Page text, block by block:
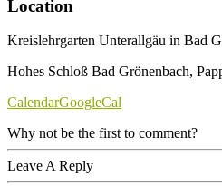
Location
Kreislehrgarten Unterallgäu in Bad
Hohes Schloß Bad Grönenbach,
CalendarGoogleCal
Why not be the first to comment?
Leave A Reply